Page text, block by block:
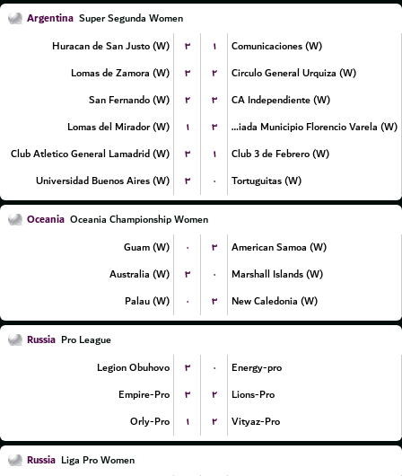
Argentina Super Segunda Women
Huracan de San Justo (W)
۳ ۱
Comunicaciones (W)
Lomas de Zamora (W)
۳ ۲
Circulo General Urquiza (W)
San Fernando (W)
۲ ۳
CA Independiente (W)
Lomas del Mirador (W)
۱ ۳
La Patriada Municipio Florencio Varela (W)
Club Atletico General Lamadrid (W)
۳ ۱
Club 3 de Febrero (W)
Universidad Buenos Aires (W)
۳ ۰ Tortuguitas (W)
Oceania Oceania Championship Women
Guam (W)
۰ ۳
American Samoa (W)
Australia (W)
۳ ۰
Marshall Islands (W)
Palau (W)
۰ ۳ New Caledonia (W)
Russia Pro League
Legion Obuhovo
۳ ۰
Energy-pro
Empire-Pro
۳ ۲
Lions-Pro
Orly-Pro
۱ ۲ Vityaz-Pro
Russia Liga Pro Women